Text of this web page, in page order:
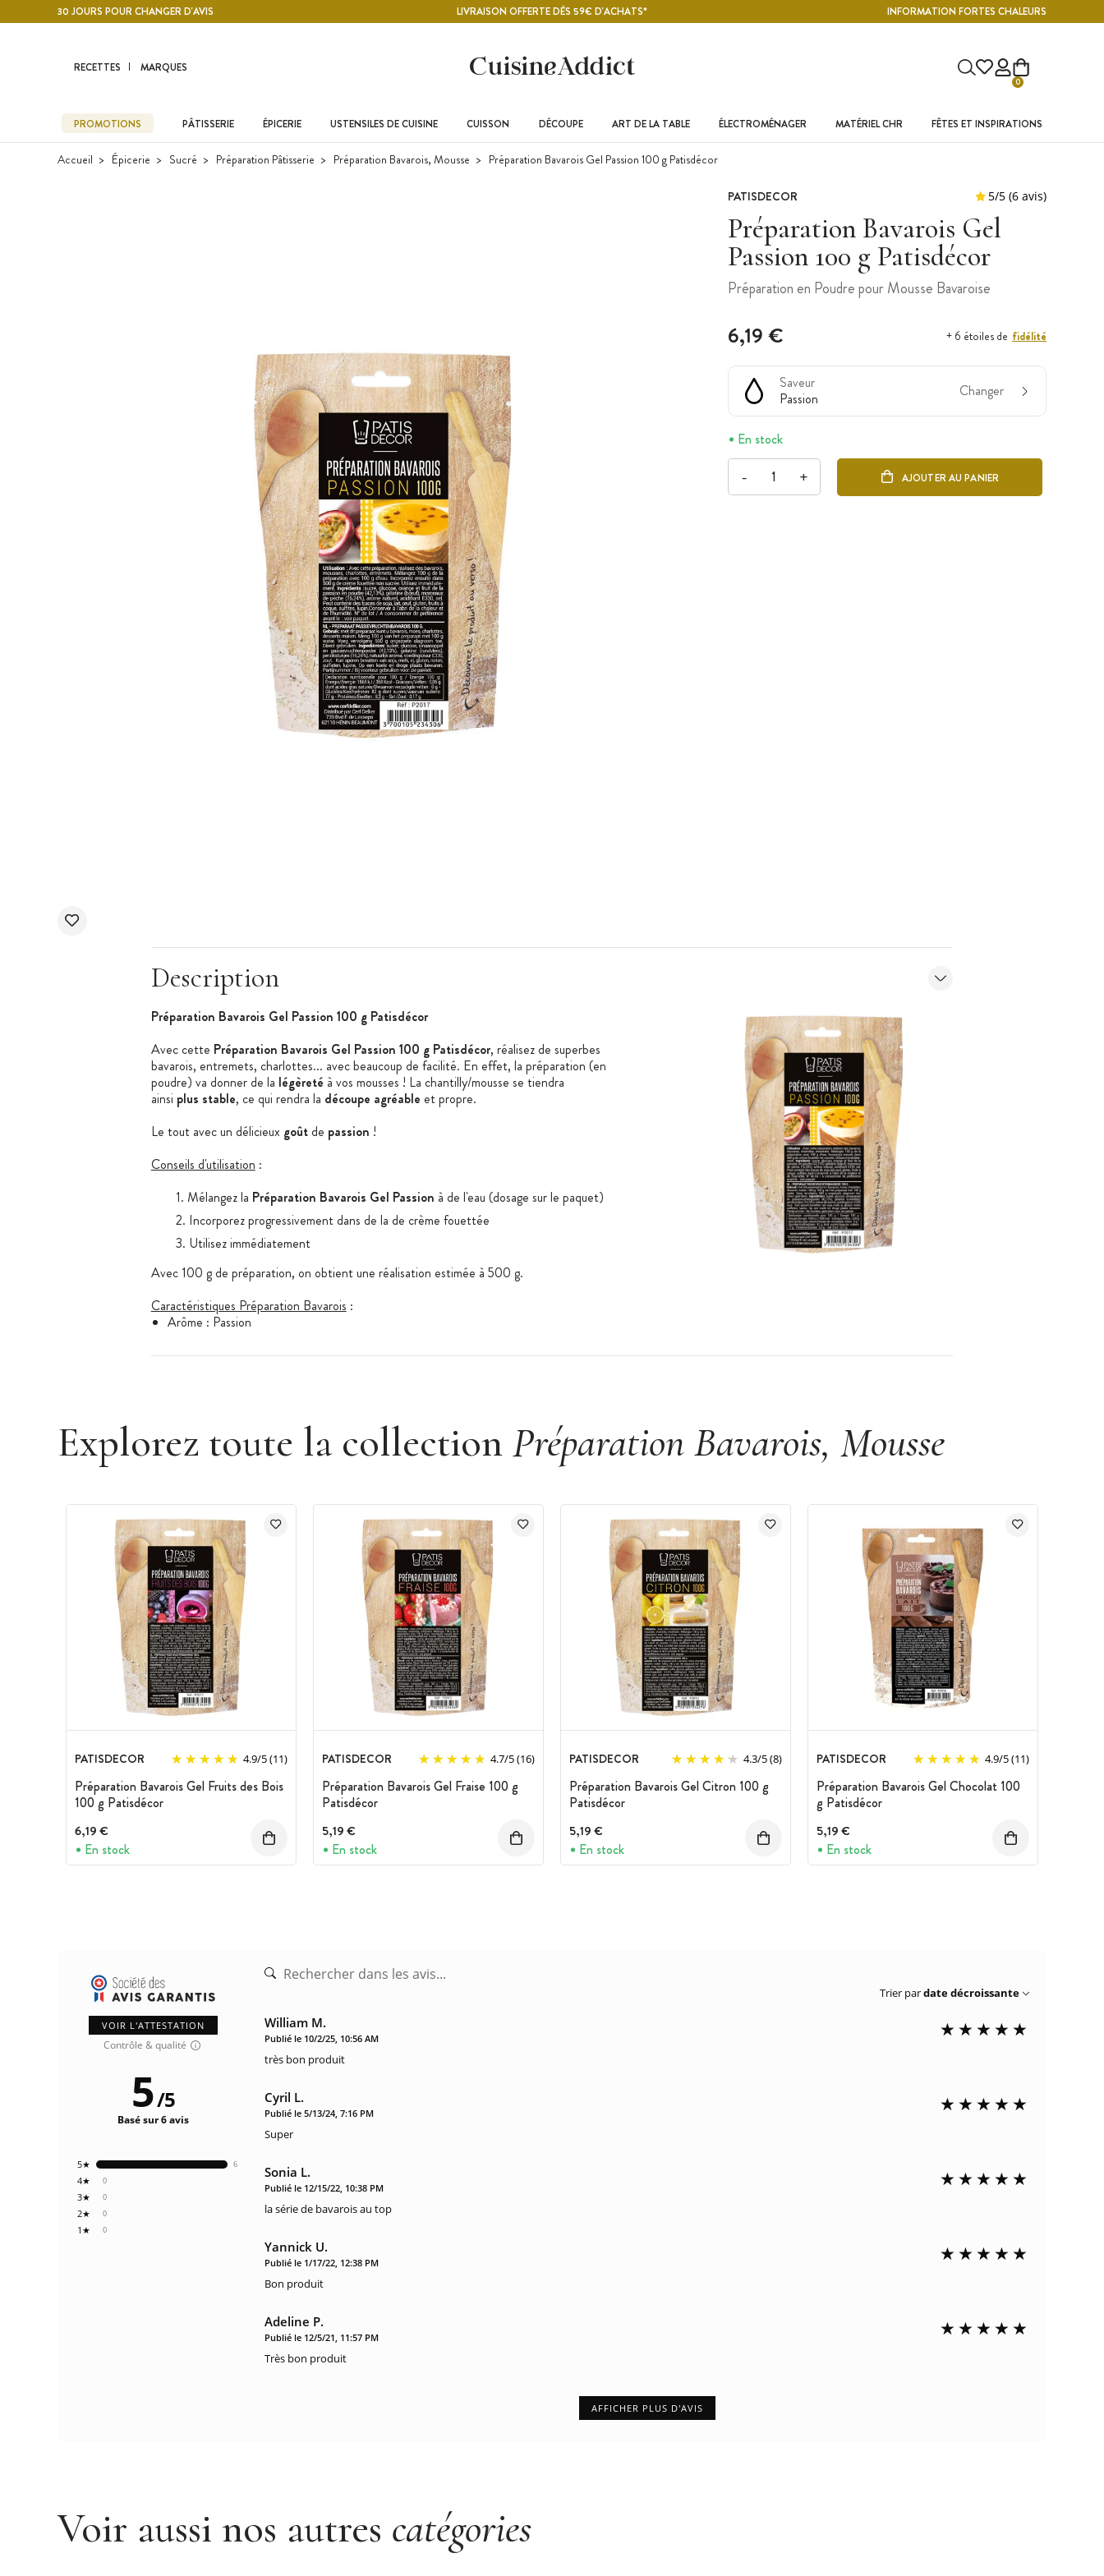
Contenu principal30 JOURS POUR CHANGER D'AVIS LIVRAISON OFFERTE DÈS 59€ D'ACHATS* INFORMATION FORTES CHALEURS
RECETTES MARQUES
0
PROMOTIONS PÂTISSERIE ÉPICERIE USTENSILES DE CUISINE CUISSON DÉCOUPE ART DE LA TABLE ÉLECTROMÉNAGER MATÉRIEL CHR FÊTES ET INSPIRATIONS
Accueil Épicerie Sucré Préparation Pâtisserie Préparation Bavarois, Mousse Préparation Bavarois Gel Passion 100 g Patisdécor
PATISDECOR
Préparation Bavarois Gel
Passion 100 g Patisdécor
Préparation en Poudre pour Mousse Bavaroise
6,19 € + 6 étoiles de fidélité
Saveur
Passion
Changer
En stock
- + AJOUTER AU PANIER
Description
Préparation Bavarois Gel Passion 100 g Patisdécor
Avec cette Préparation Bavarois Gel Passion 100 g Patisdécor, réalisez de superbes
bavarois, entremets, charlottes... avec beaucoup de facilité. En effet, la préparation (en
poudre) va donner de la légèreté à vos mousses ! La chantilly/mousse se tiendra
ainsi plus stable, ce qui rendra la découpe agréable et propre.
Le tout avec un délicieux goûtde passion !
Conseils d'utilisation :
Mélangez la Préparation Bavarois Gel Passion à de l'eau (dosage sur le paquet)
Incorporez progressivement dans de la de crème fouettée
Utilisez immédiatement
Avec 100 g de préparation, on obtient une réalisation estimée à 500 g.
Caractéristiques Préparation Bavarois :
Arôme : Passion
Peut contenir des traces de lait, oeuf, soja, gluten, fruits à coque, lupin
DLUO généralement constatée : 6 mois.
Explorez toute la collection Préparation Bavarois, Mousse
PATISDECOR 4.9/5(11)
Préparation Bavarois Gel Fruits des Bois
100 g Patisdécor
6,19 €
En stock
PATISDECOR 4.7/5(16)
Préparation Bavarois Gel Fraise 100 g
Patisdécor
5,19 €
En stock
PATISDECOR 4.3/5(8)
Préparation Bavarois Gel Citron 100 g
Patisdécor
5,19 €
En stock
PATISDECOR 4.9/5(11)
Préparation Bavarois Gel Chocolat 100
g Patisdécor
5,19 €
En stock
VOIR L'ATTESTATION
Contrôle & qualité
0
1★
0
2★
0
3★
0
4★
6
5★
5/5
Basé sur 6 avis
Trier pardate décroissante
William M.
Publié le 10/2/25, 10:56 AM
très bon produit
Cyril L.
Publié le 5/13/24, 7:16 PM
Super
Sonia L.
Publié le 12/15/22, 10:38 PM
la série de bavarois au top
Yannick U.
Publié le 1/17/22, 12:38 PM
Bon produit
Adeline P.
Publié le 12/5/21, 11:57 PM
Très bon produit
AFFICHER PLUS D'AVIS
Voir aussi nos autres catégories